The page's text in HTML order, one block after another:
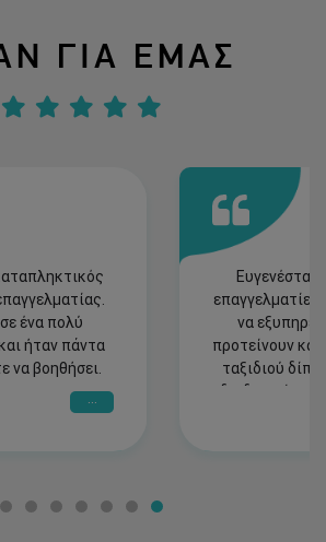
ΓΙΑ ΕΜΑΣ
ένα πολύ
ήταν πάντα
να βοηθήσει.
...
να
προτείνουν και
ταξιδιού
διαδικασία